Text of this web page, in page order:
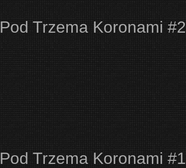
Pod Trzema Koronami #2
Pod Trzema Koronami #1